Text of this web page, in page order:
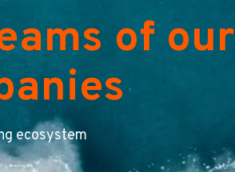
of our
ecosystem